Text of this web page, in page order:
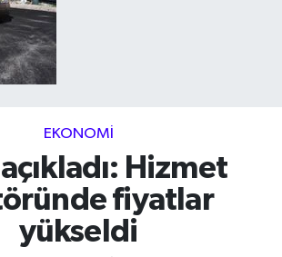
EKONOMI
Hizmet
fiyatlar
yükseldi